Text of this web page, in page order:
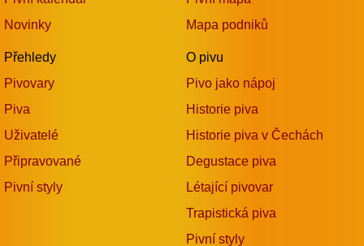
Novinky
Přehledy
Pivovary
Piva
Uživatelé
Připravované
Pivní styly
Mapa podniků
O pivu
Pivo jako nápoj
Historie piva
Historie piva v Čechách
Degustace piva
Létající pivovar
Trapistická piva
Pivní styly